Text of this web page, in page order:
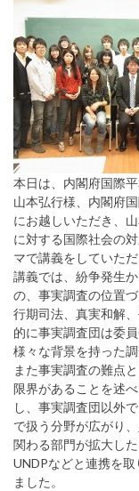
本日は、内閣府国際
山本弘行様、内閣府
にお越しいただき、
に対する国際社会の
マで講義をしていただ
講義では、紛争発生
の、事実調査の位置
行期司法、真実和解
的に事実調査団は委
様々な背景を持った
また事実調査の難点
限界があることを述
し、事実調査団以外
で扱う分野が広がり
関わる部門が拡大し
UNDPなどと連携を
ました。